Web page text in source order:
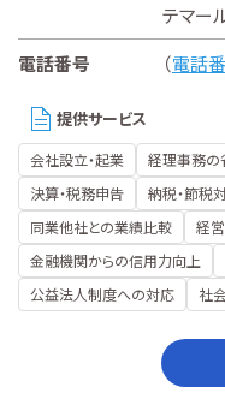
テマー
電話番号
（電話
提供サービス
会社設立・起業 経理事務の
決算・税務申告
納税・節税
同業他社との業績比較
経
金融機関からの信用力向上
公益法人制度への対応
社